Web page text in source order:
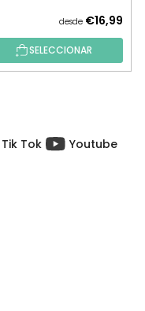
desde €16,99
SELECCIONAR
Tik Tok Youtube